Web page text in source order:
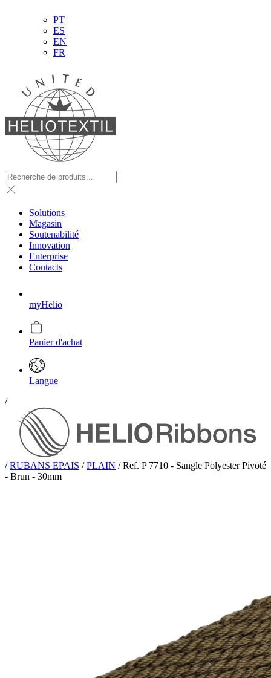
PT
ES
EN
FR
Solutions
Magasin
Soutenabilité
Innovation
Enterprise
Contacts
myHelio
Panier d'achat
Langue
/
/ RUBANS EPAIS / PLAIN / Ref. P 7710 - Sangle Polyester Pivoté
- Brun - 30mm